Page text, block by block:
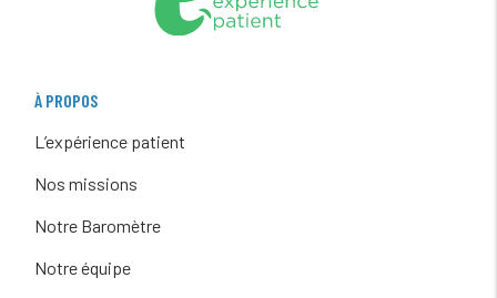
À PROPOS
L’expérience patient
Nos missions
Notre Baromètre
Notre équipe